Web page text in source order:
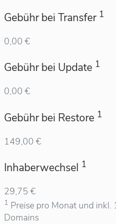
Gebühr bei Transfer 1
0,00 €
Gebühr bei Update 1
0,00 €
Gebühr bei Restore 1
149,00 €
Inhaberwechsel 1
29,75 €
1 Preise pro Monat und
Domains